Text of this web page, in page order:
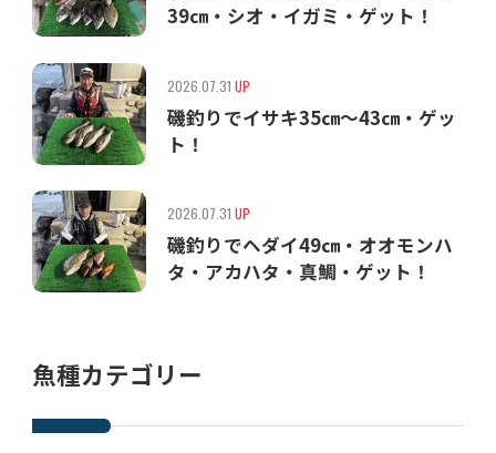
39㎝・シオ・イガミ・ゲット！
2026.07.31 UP
磯釣りでイサキ35㎝〜43㎝・ゲッ
ト！
2026.07.31 UP
磯釣りでヘダイ49㎝・オオモンハ
タ・アカハタ・真鯛・ゲット！
魚種カテゴリー